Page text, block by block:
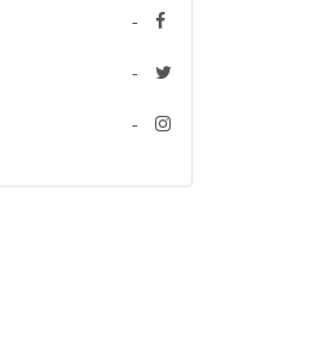
-
-
-